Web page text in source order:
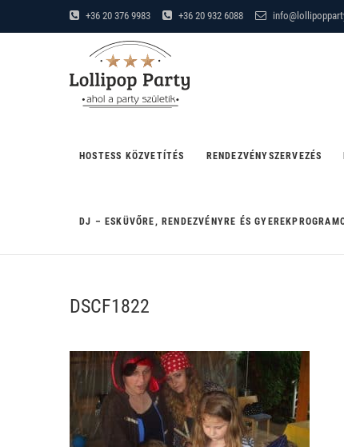
to
+36 20 376 9983 +36 20 932 6088
HOSTESS KÖZVETÍTÉS RENDEZVÉNYSZERVEZÉS
DJ – ESKÜVŐRE, RENDEZVÉNYRE ÉS
DSCF1822